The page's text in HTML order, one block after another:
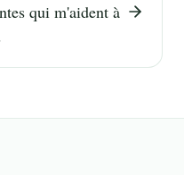
qui m'aident à